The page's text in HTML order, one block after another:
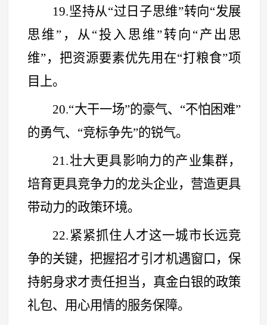
19.坚持从“过日子思维”转向“发展
思维”，从 “投入思维”转向 “产出思
维”，把资源要素优先用在“打粮食”项
目上。
20.“大干一场”的豪气、 “不怕困难”
的勇气、 “竞标争先”的锐气。
21.壮大更具影响力的产业集群，
培育更具竞争力的龙头企业，营造更具
带动力的政策环境。
22.紧紧抓住人才这一城市长远竞
争的关键，把握招才引才机遇窗口，保
持躬身求才责任担当，真金白银的政策
礼包、用心用情的服务保障。